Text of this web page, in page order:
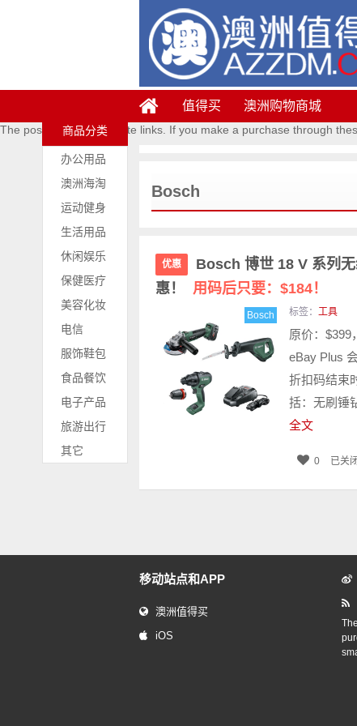
值得买 澳洲购物商城
The posts contains affiliate links. If you make a purchase through
商品分类
办公用品
澳洲海淘
运动健身
生活用品
休闲娱乐
保健医疗
美容化妆
电信
服饰鞋包
食品餐饮
电子产品
旅游出行
其它
Bosch
优惠
Bosch 博世 18 V 系列
惠！
用码后只要：$184！
Bosch 标签： 工具
原价：$399
eBay Plus
折扣码结束
括：无刷锤
全文
0 已关
移动站点和APP
澳洲值得买
iOS